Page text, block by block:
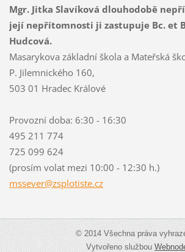
Mgr. Jitka Slavíková dlouhodobě
její nepřítomnosti ji zastupuje Bc. et
Hudcová.
Masarykova základní škola a Mateřská
P. Jilemnického 160,
503 01 Hradec Králové
Provozní doba: 6:30 - 16:30
495 211 774
725 099 624
(prosím volat mezi 10:00 - 12:30 h.)
mssever@zsplotiste.cz
© 2014 Všechna práva
Vytvořeno službou